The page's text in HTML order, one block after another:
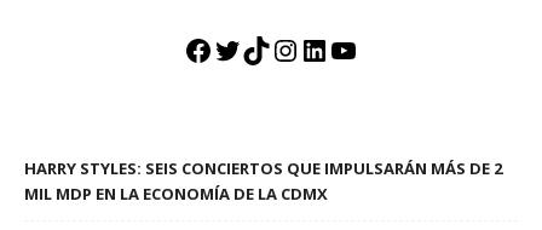
Facebook
Twitter
TikTok
Instagram
LinkedIn
YouTube
HARRY STYLES: SEIS CONCIERTOS QUE IMPULSARÁN MÁS DE 2
MIL MDP EN LA ECONOMÍA DE LA CDMX